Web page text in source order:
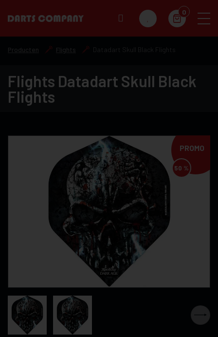
0
Producten Flights Datadart Skull Black Flights
Flights Datadart Skull Black
Flights
PROMO
50 %